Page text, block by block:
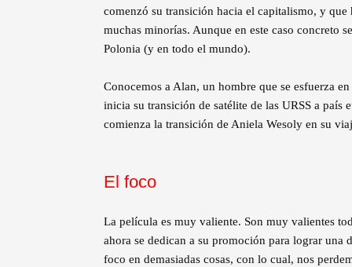
comenzó su transición hacia el capitalismo, y
muchas minorías. Aunque en este caso concreto
Polonia (y en todo el mundo).
Conocemos a Alan, un hombre que se esfuerza
inicia su transición de satélite de las URSS a país
comienza la transición de Aniela Wesoly en su
El foco
La película es muy valiente. Son muy valientes
ahora se dedican a su promoción para lograr
foco en demasiadas cosas, con lo cual, nos